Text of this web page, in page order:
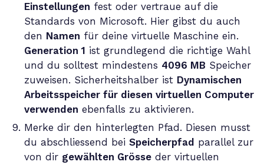
Einstellungen fest oder vertraue auf die
Standards von Microsoft. Hier gibst du auch
den Namen für deine virtuelle Maschine ein.
Generation 1 ist grundlegend die richtige Wahl
und du solltest mindestens 4096 MB Speicher
zuweisen. Sicherheitshalber ist Dynamischen
Arbeitsspeicher für diesen virtuellen Computer
verwenden ebenfalls zu aktivieren.
Merke dir den hinterlegten Pfad. Diesen musst
du abschliessend bei Speicherpfad parallel zur
von dir gewählten Grösseder virtuellen